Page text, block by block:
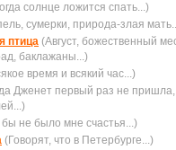
солнце ложится спать...)
сумерки, природа-злая
птица (Август, божественный
баклажаны...)
время и всякий час...)
Дженет первый раз не пришла,
бы не было мне счастья...)
(Говорят, что в Петербурге...)